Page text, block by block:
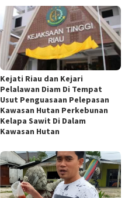
Kejati Riau dan Kejari
Pelalawan Diam Di Tempat
Usut Penguasaan Pelepasan
Kawasan Hutan Perkebunan
Kelapa Sawit Di Dalam
Kawasan Hutan